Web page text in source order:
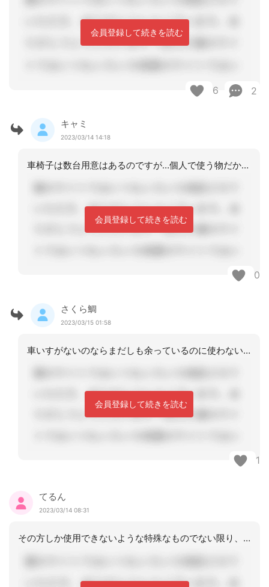
会員登録して続きを読む
6 2
キャミ
2023/03/14 14:18
車椅子は数台用意はあるのですが…個人で使う物だから用意して欲しいという感じで施設
会員登録して続きを読む
0
さくら鯛
2023/03/15 01:58
車いすがないのならまだしも余っているのに使わないのはなぜでしょう。よくわかりませ
会員登録して続きを読む
1
てるん
2023/03/14 08:31
その方しか使用できないような特殊なものでない限り、施設が用意することが多いですね